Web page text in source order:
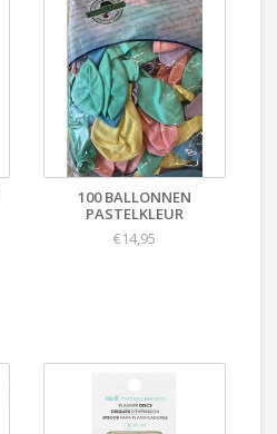
100 BALLONNEN
PASTELKLEUR
€14,95